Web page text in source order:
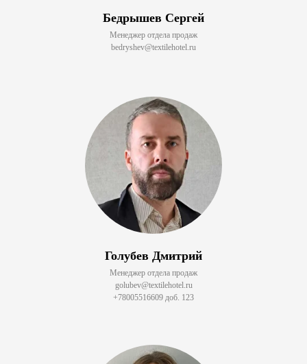
Бедрышев Сергей
Менеджер отдела продаж
bedryshev@textilehotel.ru
Голубев Дмитрий
Менеджер отдела продаж
golubev@textilehotel.ru
+78005516609 доб. 123